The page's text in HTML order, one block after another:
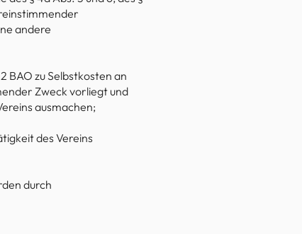
andere
BAO zu Selbstkosten an
Zweck vorliegt und
ausmachen;
des Vereins
durch